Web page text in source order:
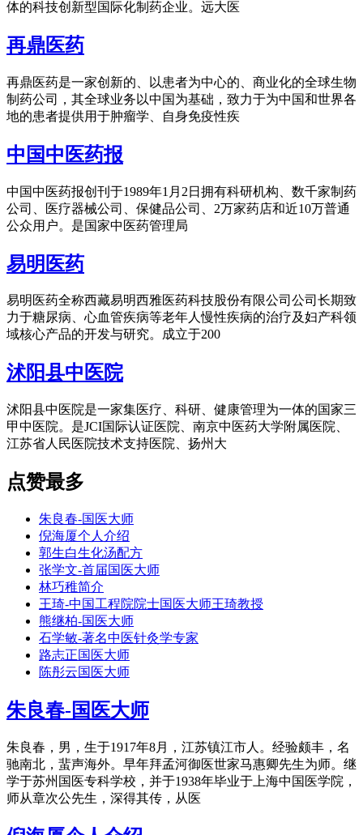
体的科技创新型国际化制药企业。远大医
再鼎医药
再鼎医药是一家创新的、以患者为中心的、商业化的全球生物
制药公司，其全球业务以中国为基础，致力于为中国和世界各
地的患者提供用于肿瘤学、自身免疫性疾
中国中医药报
中国中医药报创刊于1989年1月2日拥有科研机构、数千家制药
公司、医疗器械公司、保健品公司、2万家药店和近10万普通
公众用户。是国家中医药管理局
易明医药
易明医药全称西藏易明西雅医药科技股份有限公司公司长期致
力于糖尿病、心血管疾病等老年人慢性疾病的治疗及妇产科领
域核心产品的开发与研究。成立于200
沭阳县中医院
沭阳县中医院是一家集医疗、科研、健康管理为一体的国家三
甲中医院。是JCI国际认证医院、南京中医药大学附属医院、
江苏省人民医院技术支持医院、扬州大
点赞最多
朱良春-国医大师
倪海厦个人介绍
郭生白生化汤配方
张学文-首届国医大师
林巧稚简介
王琦-中国工程院院士国医大师王琦教授
熊继柏-国医大师
石学敏-著名中医针灸学专家
路志正国医大师
陈彤云国医大师
朱良春-国医大师
朱良春，男，生于1917年8月，江苏镇江市人。经验颇丰，名
驰南北，蜚声海外。早年拜孟河御医世家马惠卿先生为师。继
学于苏州国医专科学校，并于1938年毕业于上海中国医学院，
师从章次公先生，深得其传，从医